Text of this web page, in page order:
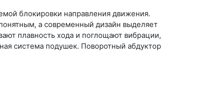
блокировки направления движения.
а современный дизайн выделяет
плавность хода и поглощают вибрации,
система подушек. Поворотный абдуктор